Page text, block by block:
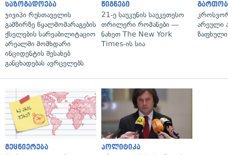
საზოგადოება
ჯივიპი რუსთაველის
გამზირზე წყალმომარაგების
ქსელების სარეაბილიტაციო
არეალში მომხდარი
ინციდენტის შესახებ
განცხადებას ავრცელებს
წიგნები
21-ე საუკუნის საუკეთესო
თრილერი რომანები —
ნახეთ The New York
Times-ის სია
არეული
მეცნიერება პოლიტიკა